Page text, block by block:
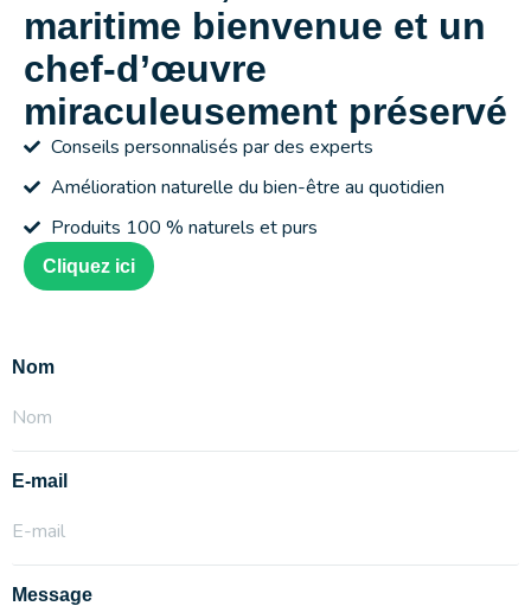
maritime bienvenue et un
chef-d’œuvre
miraculeusement préservé
Conseils personnalisés par des experts
Amélioration naturelle du bien-être au quotidien
Produits 100 % naturels et purs
Cliquez ici
Nom
E-mail
Message